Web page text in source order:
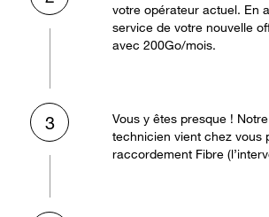
votre opérateur actuel. En
service de votre nouvelle
avec 200Go/mois.
3
Vous y êtes presque !
technicien vient chez vous
raccordement Fibre